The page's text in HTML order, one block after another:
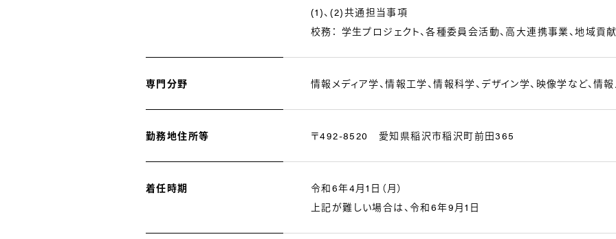
(1)、(2)共通担当事項
校務： 学生プロジェクト、各種委員会活動、高大連携事業、地域
専門分野 情報メディア学、情報工学、情報科学、デザイン学、映像学など、情
勤務地住所等 〒492-8520 愛知県稲沢市稲沢町前田365
着任時期
令和6年4月1日（月）
上記が難しい場合は、令和6年9月1日